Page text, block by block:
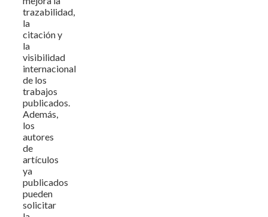
trazabilidad,
la
citación y
la
visibilidad
internacional
de los
trabajos
publicados.
Además,
los
autores
de
artículos
ya
publicados
pueden
solicitar